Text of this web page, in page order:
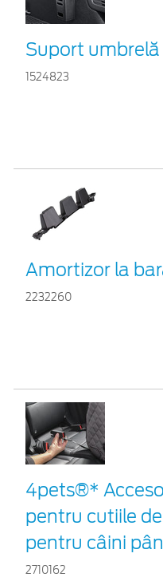
Suport umbrelă
1524823
Amortizor la
2232260
4pets®*
pentru cutiile
pentru câini
2710162